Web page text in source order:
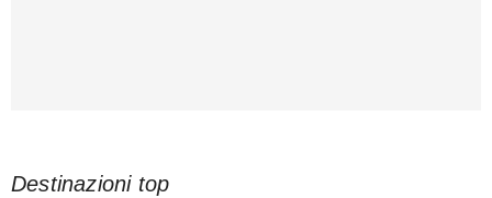
Destinazioni top